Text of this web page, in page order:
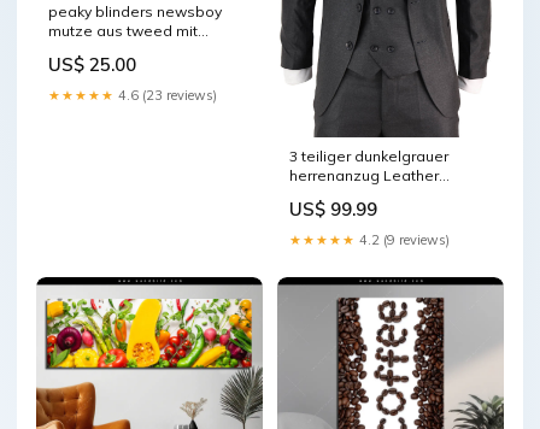
peaky blinders newsboy
mutze aus tweed mit
paneele Farbe:Holzkohle
US$ 25.00
★★★★★ 4.6 (23 reviews)
3 teiliger dunkelgrauer
herrenanzug Leather
US$ 99.99
★★★★★ 4.2 (9 reviews)